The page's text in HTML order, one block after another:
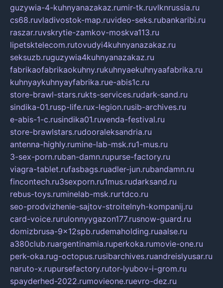
guzywia-4-kuhnyanazakaz.rumir-tk.ruvlknrussia.ru
cs68.ruvladivostok-map.ruvideo-seks.rubankaribi.ru
raszar.ruvskrytie-zamkov-moskva113.ru
lipetsktelecom.rutovudyi4kuhnyanazakaz.ru
seksuzb.ruguzywia4kuhnyanazakaz.ru
fabrikaofabrikaokuhny.rukuhnyaekuhnyaafabrika.ru
kuhnyaykuhnyayfabrika.rue-abis1c.ru
store-brawl-stars.rukts-services.rudark-sand.ru
sindika-01.rusp-life.rux-legion.rusib-archives.ru
e-abis-1-c.rusindika01.ruvenda-festival.ru
store-brawlstars.rudooraleksandria.ru
antenna-highly.rumine-lab-msk.ru1-mus.ru
3-sex-porn.ruban-damn.rupurse-factory.ru
viagra-tablet.rufasbags.ruadler-jun.rubandamn.ru
fincontech.ru3sexporn.ru1mus.rudarksand.ru
rebus-toys.ruminelab-msk.rurtdco.ru
seo-prodvizhenie-sajtov-stroitelnyh-kompanij.ru
card-voice.rurulonnyygazon177.rusnow-guard.ru
domizbrusa-9x12spb.rudemaholding.ruaalse.ru
a380club.ruargentinamia.ruperkoka.rumovie-one.ru
perk-oka.rug-octopus.rusibarchives.ruandreislyusar.ru
naruto-x.rupursefactory.rutor-lyubov-i-grom.ru
spayderhed-2022.rumovieone.ruevro-dez.ru